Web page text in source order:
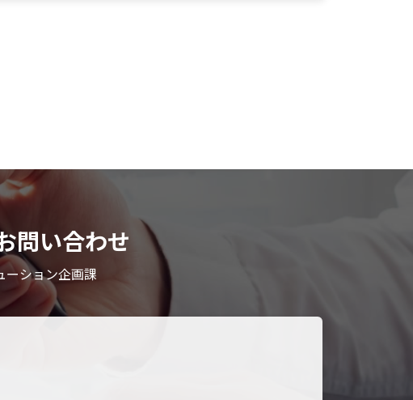
問い合わせ
ーション企画課